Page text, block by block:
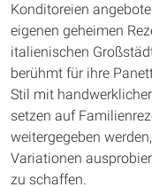
Konditoreien
eigenen geheimen
italienischen
berühmt für ihre
Stil mit
setzen auf
weitergegeben
Variationen
zu schaffen.